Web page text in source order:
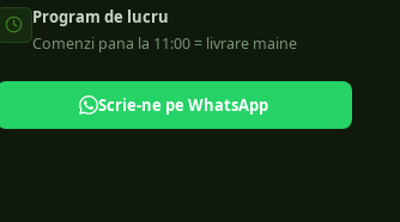
Program de lucru
Comenzi pana la 11:00 = livrare maine
Scrie-ne pe WhatsApp